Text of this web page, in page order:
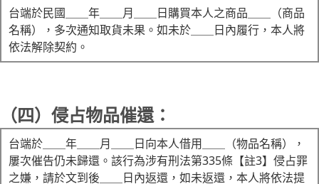
台端於民國＿＿年＿＿月＿＿日購買本人之商品＿＿（商品
名稱），多次通知取貨未果。如未於＿＿日內履行，本人將
依法解除契約。
（四）侵占物品催還：
台端於＿＿年＿＿月＿＿日向本人借用＿＿（物品名稱），
屢次催告仍未歸還。該行為涉有刑法第335條【註3】侵占罪
之嫌，請於文到後＿＿日內返還，如未返還，本人將依法提